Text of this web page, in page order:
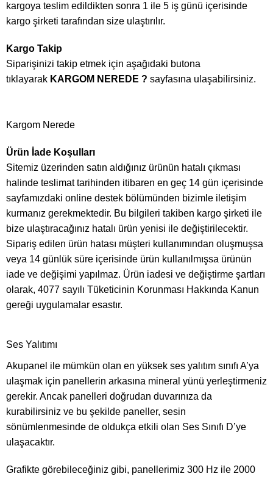
kargoya teslim edildikten sonra 1 ile 5 iş günü içerisinde
kargo şirketi tarafından size ulaştırılır.
Kargo Takip
Siparişinizi takip etmek için aşağıdaki butona
tıklayarak KARGOM NEREDE ? sayfasına ulaşabilirsiniz.
Kargom Nerede
Ürün İade Koşulları
Sitemiz üzerinden satın aldığınız ürünün hatalı çıkması
halinde teslimat tarihinden itibaren en geç 14 gün içerisinde
sayfamızdaki online destek bölümünden bizimle iletişim
kurmanız gerekmektedir. Bu bilgileri takiben kargo şirketi ile
bize ulaştıracağınız hatalı ürün yenisi ile değiştirilecektir.
Sipariş edilen ürün hatası müşteri kullanımından oluşmuşsa
veya 14 günlük süre içerisinde ürün kullanılmışsa ürünün
iade ve değişimi yapılmaz. Ürün iadesi ve değiştirme şartları
olarak, 4077 sayılı Tüketicinin Korunması Hakkında Kanun
gereği uygulamalar esastır.
Ses Yalıtımı
Akupanel ile mümkün olan en yüksek ses yalıtım sınıfı A’ya
ulaşmak için panellerin arkasına mineral yünü yerleştirmeniz
gerekir. Ancak panelleri doğrudan duvarınıza da
kurabilirsiniz ve bu şekilde paneller, sesin
sönümlenmesinde de oldukça etkili olan Ses Sınıfı D’ye
ulaşacaktır.
Grafikte görebileceğiniz gibi, panellerimiz 300 Hz ile 2000